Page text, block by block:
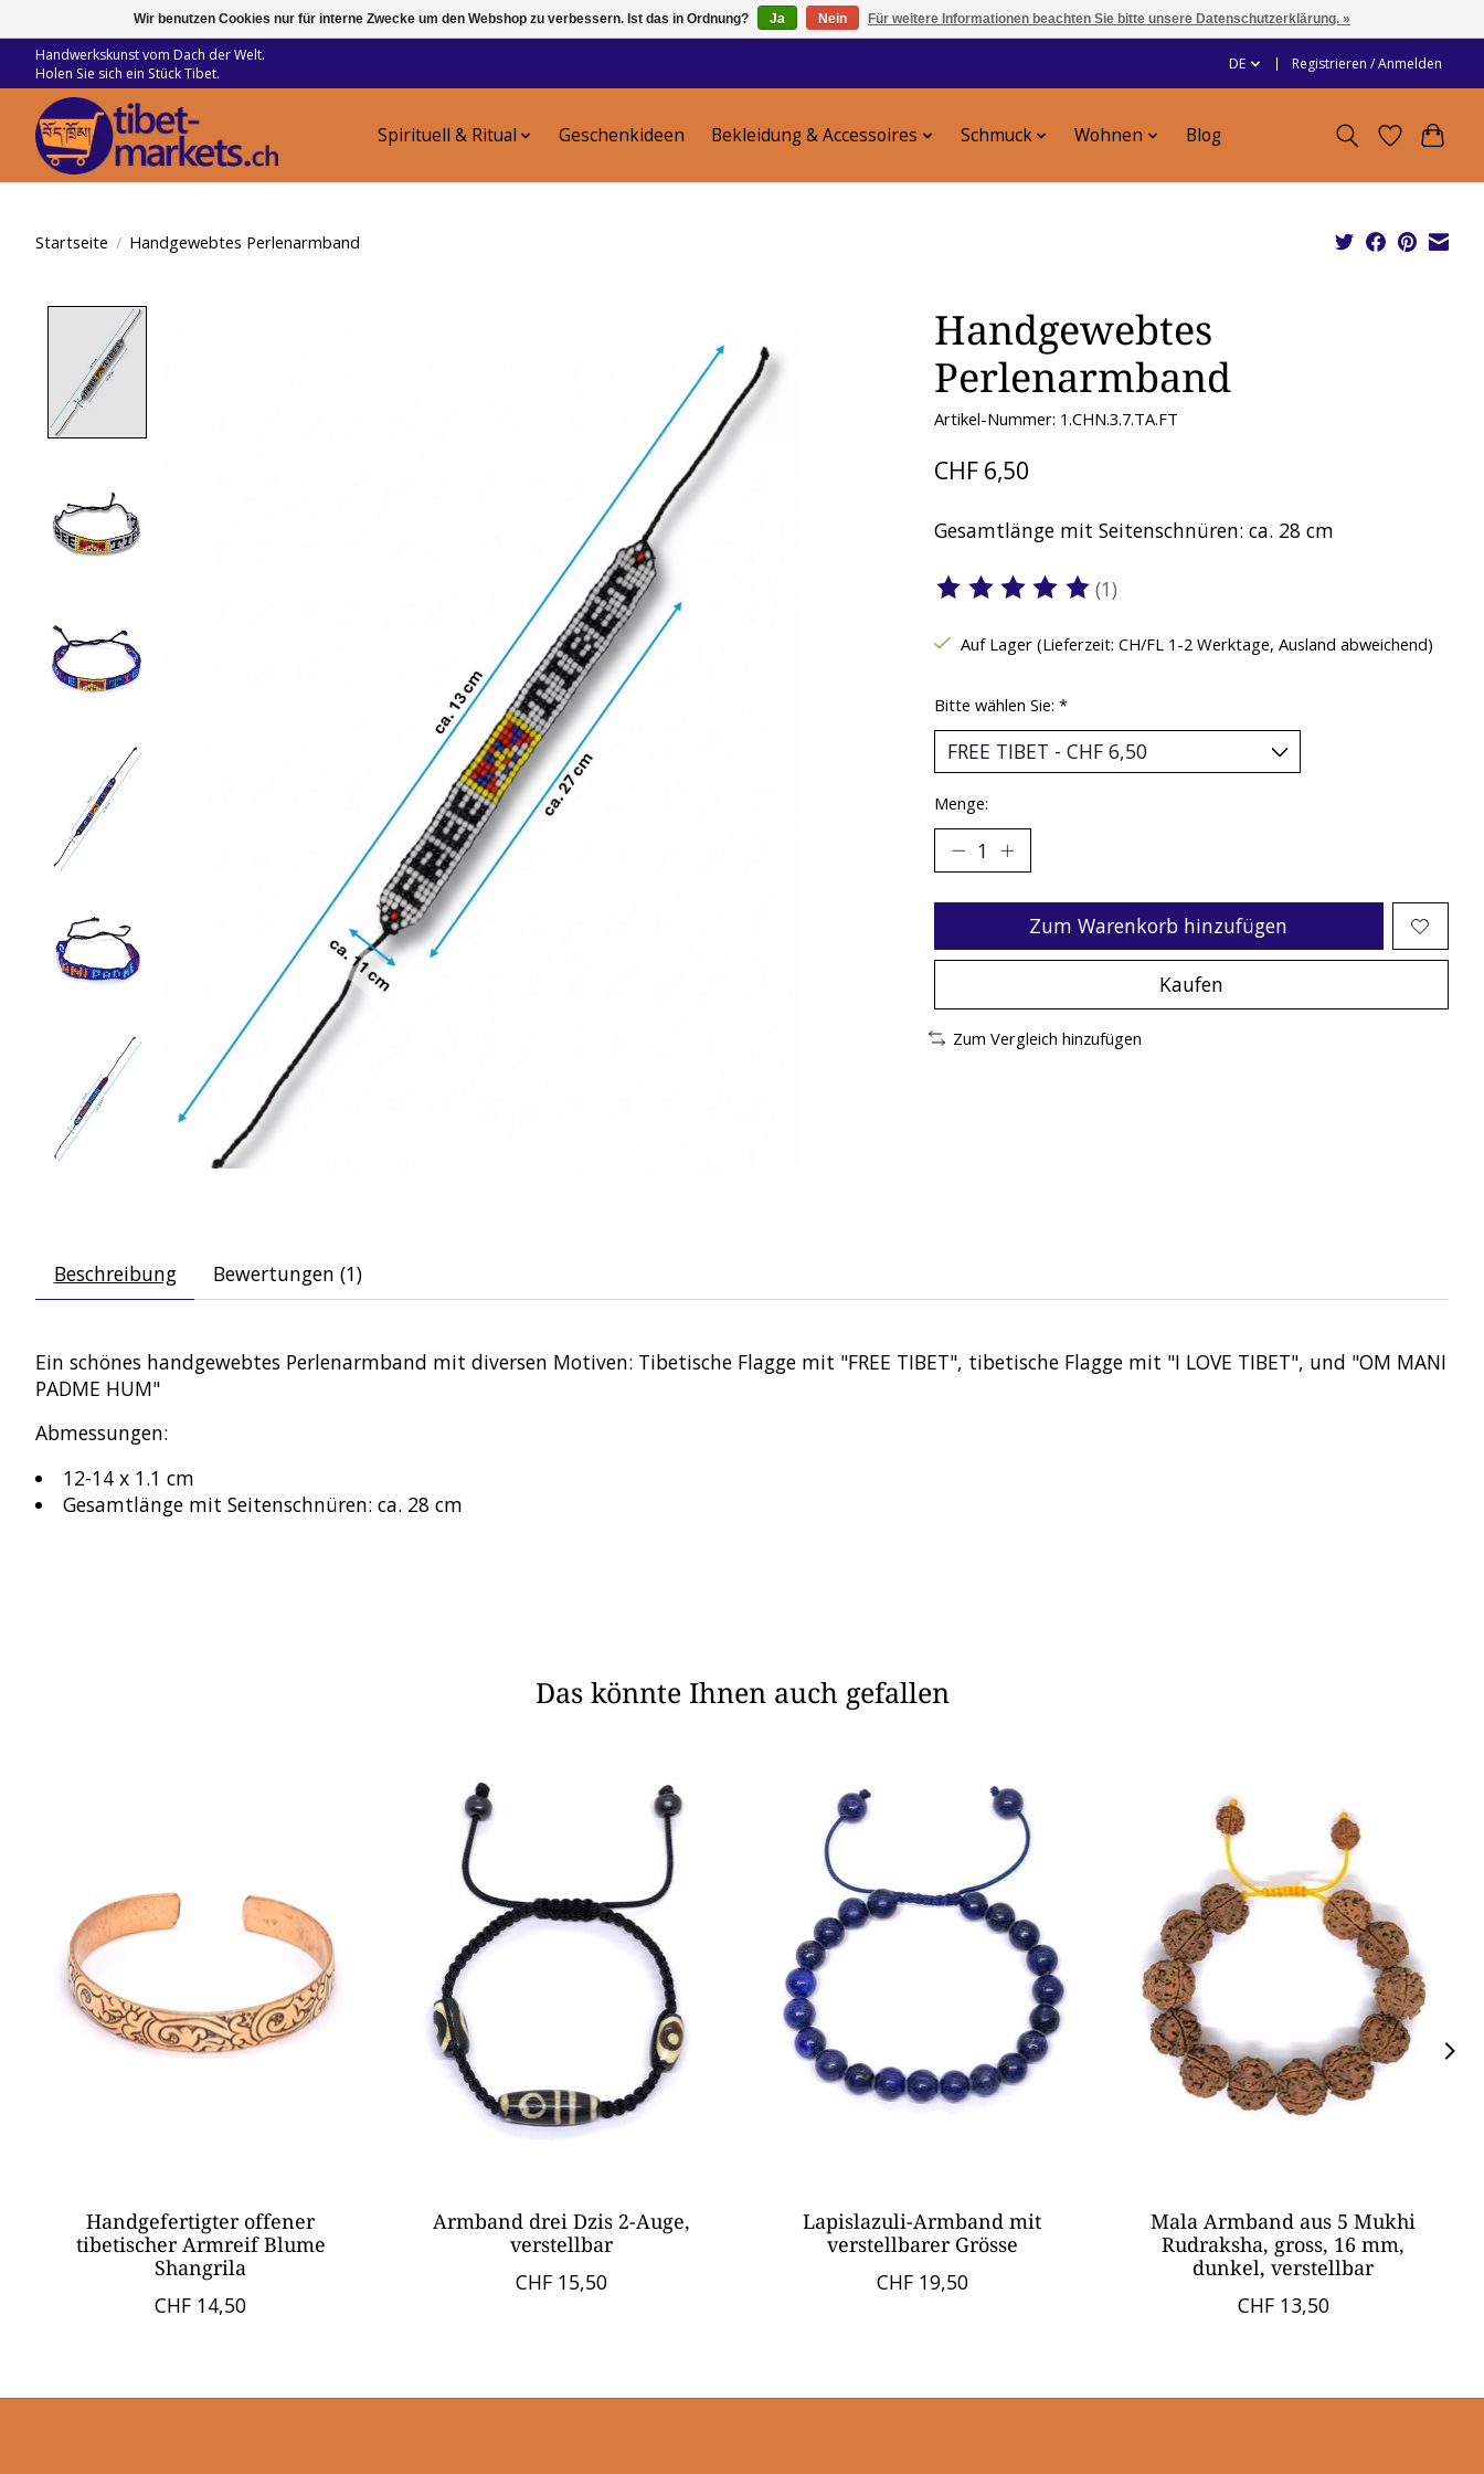
Handwerkskunst vom Dach der Welt.
Holen Sie sich ein Stück Tibet.
DE Registrieren / Anmelden
Spirituell & Ritual Geschenkideen Bekleidung & Accessoires Schmuck Wohnen Blog
Startseite / Handgewebtes Perlenarmband
Handgewebtes
Perlenarmband
Artikel-Nummer: 1.CHN.3.7.TA.FT
CHF 6,50
Gesamtlänge mit Seitenschnüren: ca. 28 cm
Die Bewertung dieses Produkts ist
(1)
Auf Lager (Lieferzeit: CH/FL 1-2 Werktage, Ausland abweichend)
Bitte wählen Sie: *
Menge:
Zum Warenkorb hinzufügen
Kaufen
Zum Vergleich hinzufügen
Beschreibung Bewertungen (1)
Ein schönes handgewebtes Perlenarmband mit diversen Motiven: Tibetische Flagge mit "FREE TIBET", tibetische Flagge mit "I LOVE TIBET", und "OM MANI
PADME HUM"
Abmessungen:
12-14 x 1.1 cm
Gesamtlänge mit Seitenschnüren: ca. 28 cm
Das könnte Ihnen auch gefallen
Handgefertigter offener
tibetischer Armreif Blume
Shangrila
CHF 14,50
Armband drei Dzis 2-Auge,
verstellbar
CHF 15,50
Lapislazuli-Armband mit
verstellbarer Grösse
CHF 19,50
Mala Armband aus 5 Mukhi
Rudraksha, gross, 16 mm,
dunkel, verstellbar
CHF 13,50
Wir benutzen Cookies nur für interne Zwecke um den Webshop zu verbessern. Ist das in Ordnung? Ja Nein Für weitere Informationen beachten Sie bitte unsere Datenschutzerklärung. »